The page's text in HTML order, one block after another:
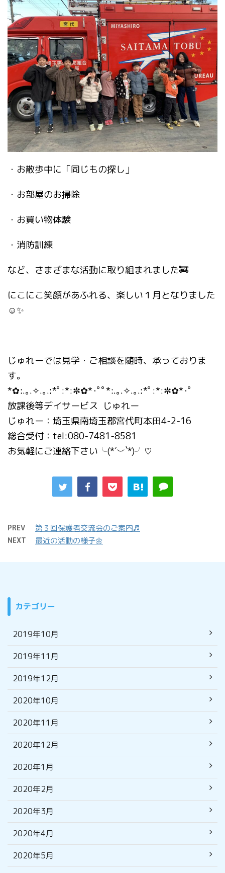
・お散歩中に「同じもの探し」
・お部屋のお掃除
・お買い物体験
・消防訓練
など、さまざまな活動に取り組まれました🚒
にこにこ笑顔があふれる、楽しい１月となりました
☺✨
じゅれーでは見学・ご相談を随時、承っておりま
す。
*✿:.｡.✧.｡.:*ﾟ:*:✼✿*･ﾟﾟ*:.｡.✧.｡.:*ﾟ:*:✼✿*･ﾟ
放課後等デイサービス じゅれー
じゅれー：埼玉県南埼玉郡宮代町本田4-2-16
総合受付：tel:080-7481-8581
お気軽にご連絡下さい╰(*´︶`*)╯♡
PREV 第３回保護者交流会のご案内♬
NEXT 最近の活動の様子🌼
カテゴリー
2019年10月
2019年11月
2019年12月
2020年10月
2020年11月
2020年12月
2020年1月
2020年2月
2020年3月
2020年4月
2020年5月